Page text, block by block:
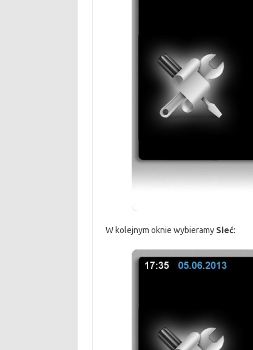
W kolejnym oknie wybieramy Sieć: